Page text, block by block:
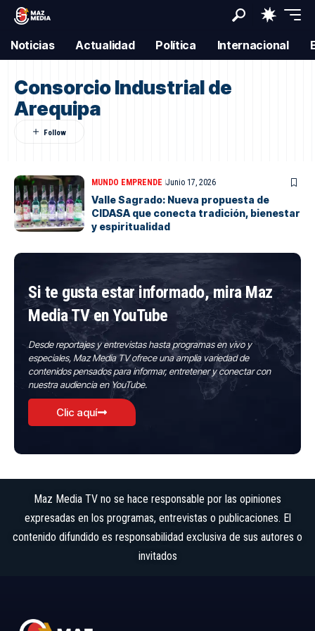
Noticias Actualidad Política Internacional
Consorcio Industrial de
Arequipa
MUNDO EMPRENDE Junio 17, 2026
Valle Sagrado: Nueva propuesta de
CIDASA que conecta tradición, bienestar
y espiritualidad
Si te gusta estar informado, mira Maz
Media TV en YouTube
Desde reportajes y entrevistas hasta programas en vivo y
especiales, Maz Media TV ofrece una amplia variedad de
contenidos pensados para informar, entretener y conectar con
nuestra audiencia en YouTube.
Clic aquí
Maz Media TV no se hace responsable por las opiniones
expresadas en los programas, entrevistas o publicaciones. El
contenido difundido es responsabilidad exclusiva de sus autores o
invitados